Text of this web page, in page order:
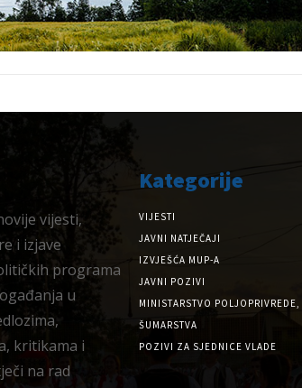
vijesti,
i izjave
programa
u
kritikama i
na rad
Kategorije
VIJESTI
JAVNI NATJEČAJI
IZVJEŠĆA MUP-A
JAVNI POZIVI
MINISTARSTVO
ŠUMARSTVA
POZIVI ZA SJEDNICE VLADE